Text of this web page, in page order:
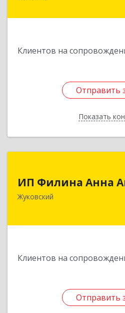
Клиентов на
Отправить
Показать
Отправить
Назад
ИП Филина Анна
Жуковский
Клиентов на
Отправить
Отправить